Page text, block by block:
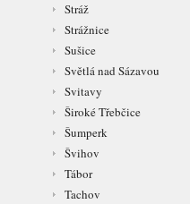
Stráž
Strážnice
Sušice
Světlá nad Sázavou
Svitavy
Široké Třebčice
Šumperk
Švihov
Tábor
Tachov